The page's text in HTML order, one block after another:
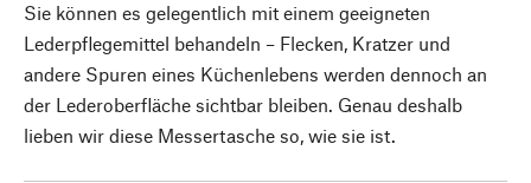
Sie können es gelegentlich mit einem geeigneten
Lederpflegemittel behandeln – Flecken, Kratzer und
andere Spuren eines Küchenlebens werden dennoch an
der Lederoberfläche sichtbar bleiben. Genau deshalb
lieben wir diese Messertasche so, wie sie ist.